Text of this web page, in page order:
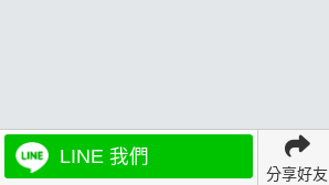
LINE 我們
分享好友